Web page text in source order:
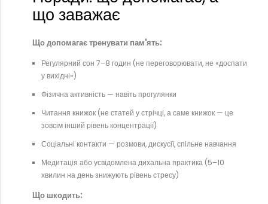
що заважає
Що допомагає тренувати пам'ять:
Регулярний сон 7–8 годин (не переговорювати, не «доспати
у вихідні»)
Фізична активність — навіть прогулянки
Читання книжок (не статей у стрічці, а саме книжок — це
зовсім інший рівень концентрації)
Соціальні контакти — розмови, дискусії, спільне навчання
Медитація або усвідомлена дихальна практика (5–10
хвилин на день знижують рівень стресу)
Що шкодить: